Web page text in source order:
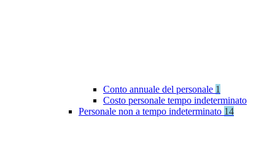
Conto annuale del personale 1
Costo personale tempo indeterminato
Personale non a tempo indeterminato 14